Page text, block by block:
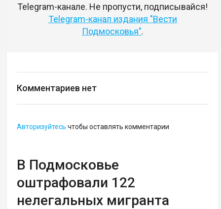
Telegram-канале. Не пропусти, подписывайся!
Telegram-канал издания "Вести
Подмосковья".
Комментариев нет
Авторизуйтесь чтобы оставлять комментарии
В Подмосковье
оштрафовали 122
нелегальных мигранта